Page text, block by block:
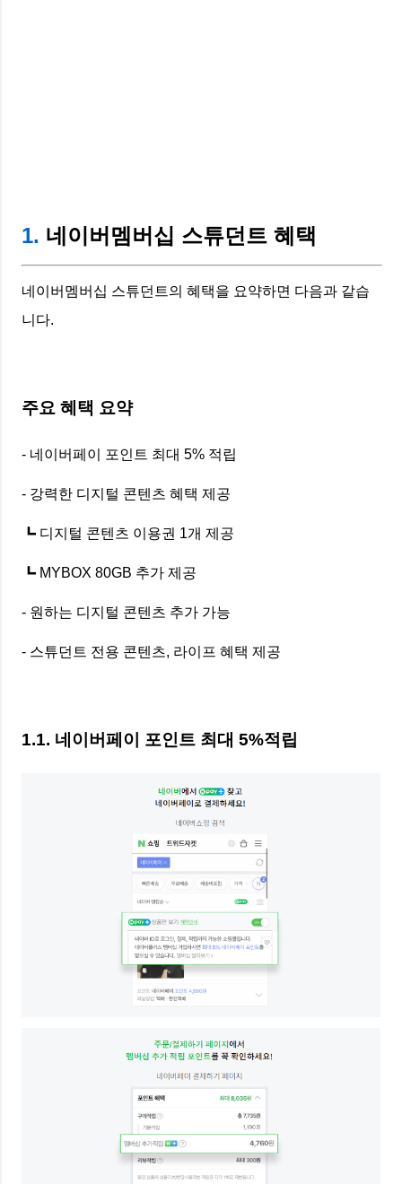
1. 네이버멤버십 스튜던트 혜택
네이버멤버십 스튜던트의 혜택을 요약하면 다음과 같습
니다.
주요 혜택 요약
- 네이버페이 포인트 최대 5% 적립
- 강력한 디지털 콘텐츠 혜택 제공
┗ 디지털 콘텐츠 이용권 1개 제공
┗ MYBOX 80GB 추가 제공
- 원하는 디지털 콘텐츠 추가 가능
- 스튜던트 전용 콘텐츠, 라이프 혜택 제공
1.1. 네이버페이 포인트 최대 5%적립